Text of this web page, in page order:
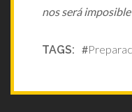
nos será
Tags